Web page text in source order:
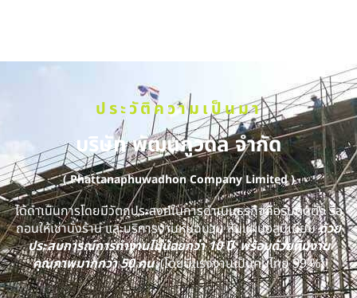
ประวัติความเป็นมา
บริษัท พัฒนภูวดล จำกัด
( Phattanaphuwadhon Company Limited )
ได้ดำเนินการโดยมีวัตถุประสงค์ในการดำเนินธุรกิจคือรับติดตั้ง รื้อ
ถอนให้เช่านั่งร้าน และบริการงานหุ้มฉนวน หุ้มแผ่นอลูมิเนียมด้วย
ประสบการณ์การทำงานไม่น้อยกว่า 10 ปี พร้อมด้วยทีมงาน
คุณภาพมากกว่า 50 คน(โดยมีแรงงานเป็นคนไทย 99 %)